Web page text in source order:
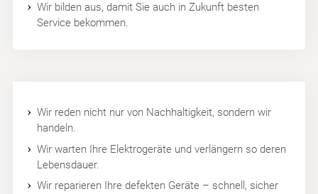
Wir bilden aus, damit Sie auch in Zukunft besten
Service bekommen.
Wir reden nicht nur von Nachhaltigkeit, sondern wir
handeln.
Wir warten Ihre Elektrogeräte und verlängern so deren
Lebensdauer.
Wir reparieren Ihre defekten Geräte – schnell, sicher